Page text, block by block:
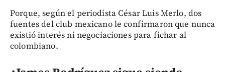
Porque, según el periodista César Luis Merlo, dos
fuentes del club mexicano le confirmaron que nunca
existió interés ni negociaciones para fichar al
colombiano.